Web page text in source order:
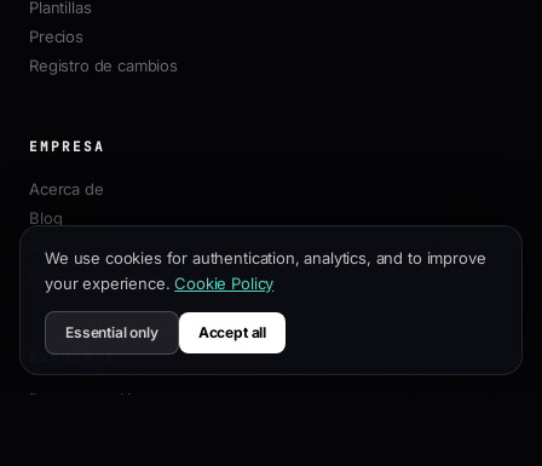
Plantillas
Precios
Registro de cambios
EMPRESA
Acerca de
Blog
Contacto
RECURSOS
Documentación
We use cookies for authentication, analytics, and to improve
your experience. Cookie Policy
Essential only Accept all